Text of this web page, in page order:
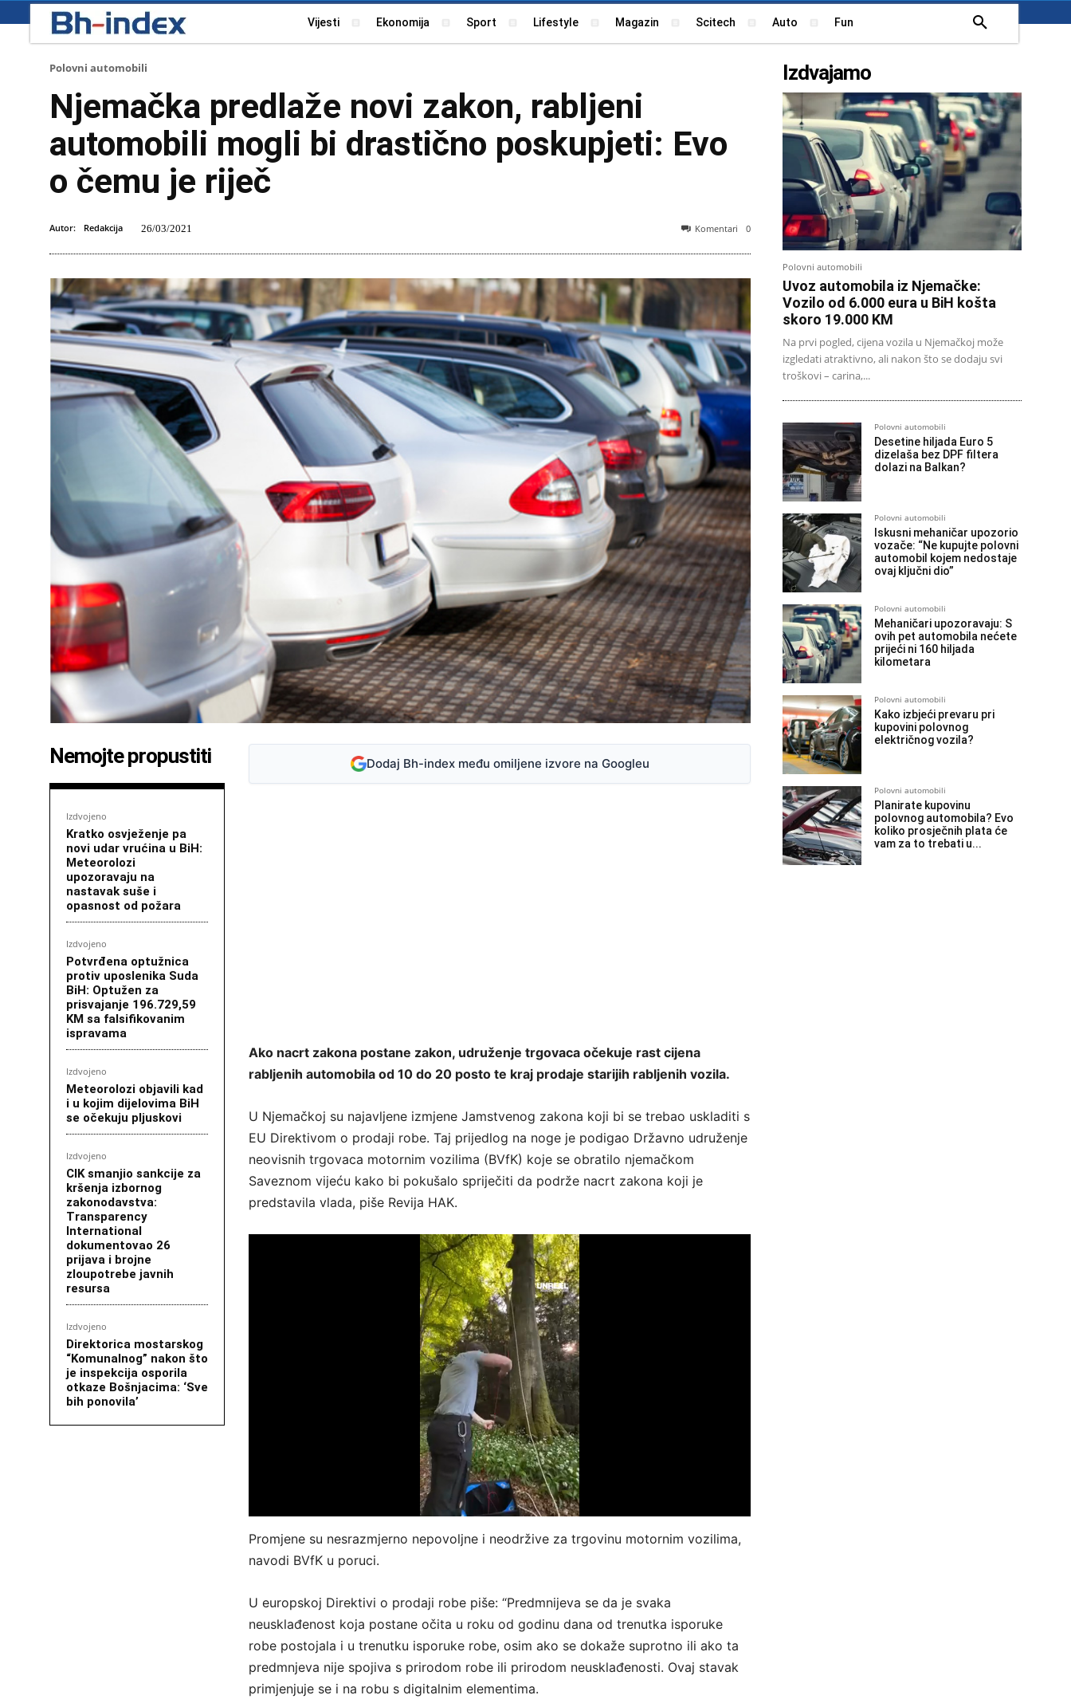
Vijesti Ekonomija Sport Lifestyle Magazin Scitech Auto Fun
Polovni automobili
Njemačka predlaže novi zakon, rabljeni
automobili mogli bi drastično poskupjeti: Evo
o čemu je riječ
Autor: Redakcija 26/03/2021 Komentari 0
Nemojte propustiti
Izdvojeno
Kratko osvježenje pa
novi udar vrućina u BiH:
Meteorolozi
upozoravaju na
nastavak suše i
opasnost od požara
Izdvojeno
Potvrđena optužnica
protiv uposlenika Suda
BiH: Optužen za
prisvajanje 196.729,59
KM sa falsifikovanim
ispravama
Izdvojeno
Meteorolozi objavili kad
i u kojim dijelovima BiH
se očekuju pljuskovi
Izdvojeno
CIK smanjio sankcije za
kršenja izbornog
zakonodavstva:
Transparency
International
dokumentovao 26
prijava i brojne
zloupotrebe javnih
resursa
Izdvojeno
Direktorica mostarskog
“Komunalnog” nakon što
je inspekcija osporila
otkaze Bošnjacima: ‘Sve
bih ponovila’
Dodaj Bh-index među omiljene izvore na Googleu
Ako nacrt zakona postane zakon, udruženje trgovaca očekuje rast cijena
rabljenih automobila od 10 do 20 posto te kraj prodaje starijih rabljenih vozila.
U Njemačkoj su najavljene izmjene Jamstvenog zakona koji bi se trebao uskladiti s
EU Direktivom o prodaji robe. Taj prijedlog na noge je podigao Državno udruženje
neovisnih trgovaca motornim vozilima (BVfK) koje se obratilo njemačkom
Saveznom vijeću kako bi pokušalo spriječiti da podrže nacrt zakona koji je
predstavila vlada, piše Revija HAK.
Promjene su nesrazmjerno nepovoljne i neodržive za trgovinu motornim vozilima,
navodi BVfK u poruci.
U europskoj Direktivi o prodaji robe piše: “Predmnijeva se da je svaka
neusklađenost koja postane očita u roku od godinu dana od trenutka isporuke
robe postojala i u trenutku isporuke robe, osim ako se dokaže suprotno ili ako ta
predmnjeva nije spojiva s prirodom robe ili prirodom neusklađenosti. Ovaj stavak
primjenjuje se i na robu s digitalnim elementima.
Izdvajamo
Polovni automobili
Uvoz automobila iz Njemačke:
Vozilo od 6.000 eura u BiH košta
skoro 19.000 KM
Na prvi pogled, cijena vozila u Njemačkoj može
izgledati atraktivno, ali nakon što se dodaju svi
troškovi – carina,...
Polovni automobili
Desetine hiljada Euro 5
dizelaša bez DPF filtera
dolazi na Balkan?
Polovni automobili
Iskusni mehaničar upozorio
vozače: “Ne kupujte polovni
automobil kojem nedostaje
ovaj ključni dio”
Polovni automobili
Mehaničari upozoravaju: S
ovih pet automobila nećete
prijeći ni 160 hiljada
kilometara
Polovni automobili
Kako izbjeći prevaru pri
kupovini polovnog
električnog vozila?
Polovni automobili
Planirate kupovinu
polovnog automobila? Evo
koliko prosječnih plata će
vam za to trebati u...